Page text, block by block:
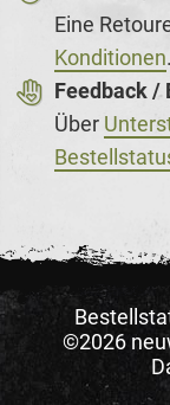
Eine
Konditionen.
Feedback /
Über
©2026